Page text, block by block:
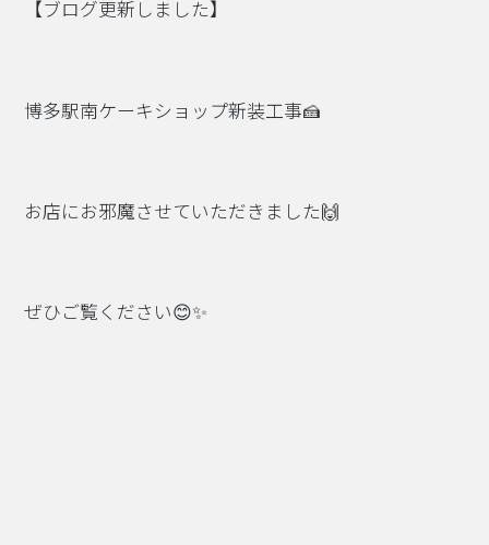
【ブログ更新しました】
博多駅南ケーキショップ新装工事🍰
お店にお邪魔させていただきました🙌
ぜひご覧ください😊✨